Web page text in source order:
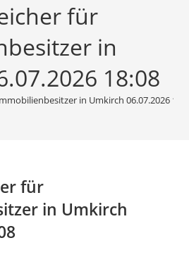
für
in
18:08
in Umkirch 06.07.2026
für
in Umkirch